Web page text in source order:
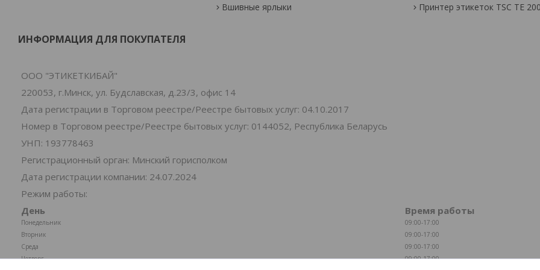
Вшивные ярлыки Принтер этикеток TSC TE
ИНФОРМАЦИЯ ДЛЯ ПОКУПАТЕЛЯ
ООО "ЭТИКЕТКИБАЙ"
220053, г.Минск, ул. Будславская, д.23/3, офис 14
Дата регистрации в Торговом реестре/Реестре бытовых услуг: 04.10.2017
Номер в Торговом реестре/Реестре бытовых услуг: 0144052, Республика Беларусь
УНП: 193778463
Регистрационный орган: Минский горисполком
Дата регистрации компании: 24.07.2024
Режим работы:
День
Время работы
Понедельник
09:00-17:00
Вторник
09:00-17:00
Среда
09:00-17:00
Четверг
09:00-17:00